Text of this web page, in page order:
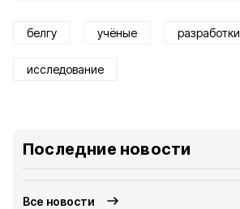
белгу учёные разработки
исследование
Последние новости
Все новости